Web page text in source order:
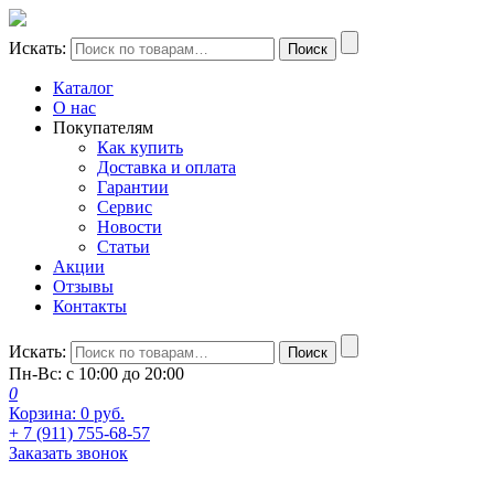
Искать: Поиск
Каталог
О нас
Покупателям
Как купить
Доставка и оплата
Гарантии
Сервис
Новости
Статьи
Акции
Отзывы
Контакты
Искать: Поиск
Пн-Вс: с 10:00 до 20:00
0
Корзина: 0 руб.
+ 7 (911) 755-68-57
Заказать звонок